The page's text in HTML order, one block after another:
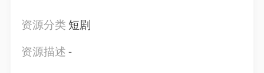
资源分类 短剧
资源描述-